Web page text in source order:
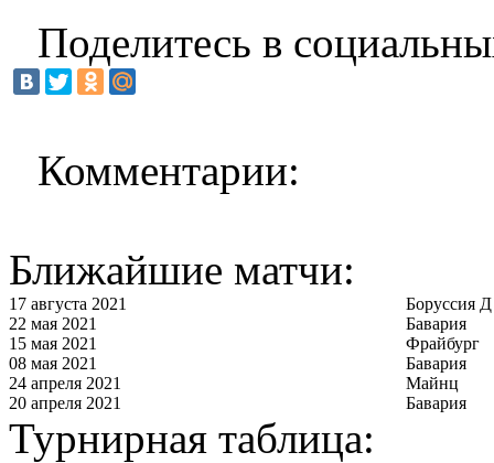
Поделитесь в
Комментарии:
Ближайшие матчи:
17 августа 2021
Боруссия Д
22 мая 2021
Бавария
15 мая 2021
Фрайбург
08 мая 2021
Бавария
24 апреля 2021
Майнц
20 апреля 2021
Бавария
Турнирная таблица: